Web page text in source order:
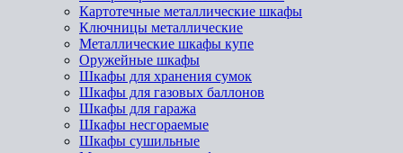
Картотечные металлические шкафы
Ключницы металлические
Металлические шкафы купе
Оружейные шкафы
Шкафы для хранения сумок
Шкафы для газовых баллонов
Шкафы для гаража
Шкафы несгораемые
Шкафы сушильные